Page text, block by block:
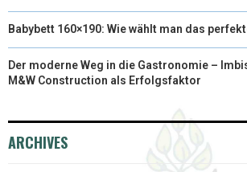
Babybett 160×190: Wie wählt man das
Der moderne Weg in die Gastronomie –
M&W Construction als Erfolgsfaktor
ARCHIVES